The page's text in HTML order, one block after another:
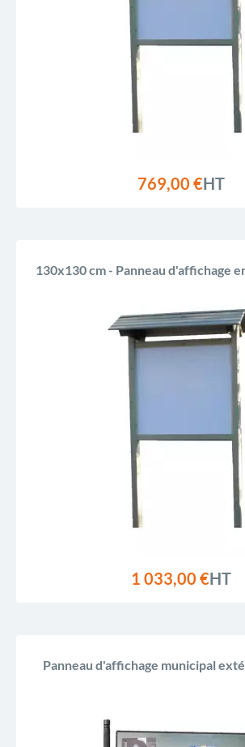
Reference, Z
769,00 €HT
130x130 cm - Panneau d'affichage
1 033,00 €HT
Panneau d'affichage municipal